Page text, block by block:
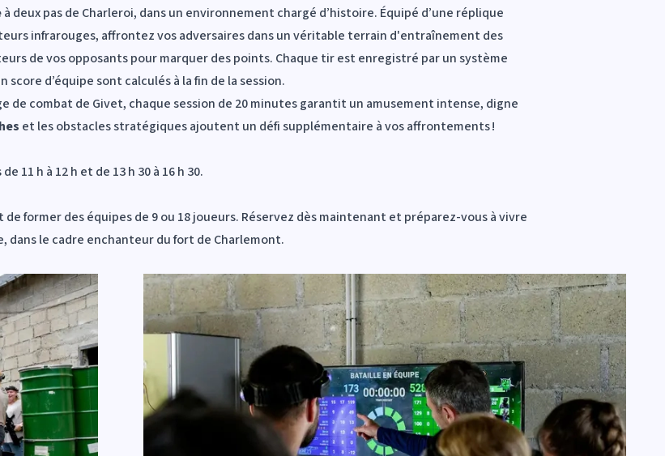
à deux pas de Charleroi, dans un environnement chargé d’histoire. Équipé d’une réplique
infrarouges, affrontez vos adversaires dans un véritable terrain d'entraînement des
de vos opposants pour marquer des points. Chaque tir est enregistré par un système
d’équipe sont calculés à la fin de la session.
de combat de Givet, chaque session de 20 minutes garantit un amusement intense, digne
et les obstacles stratégiques ajoutent un défi supplémentaire à vos affrontements !
11 h à 12 h et de 13 h 30 à 16 h 30.
former des équipes de 9 ou 18 joueurs. Réservez dès maintenant et préparez-vous à vivre
dans le cadre enchanteur du fort de Charlemont.